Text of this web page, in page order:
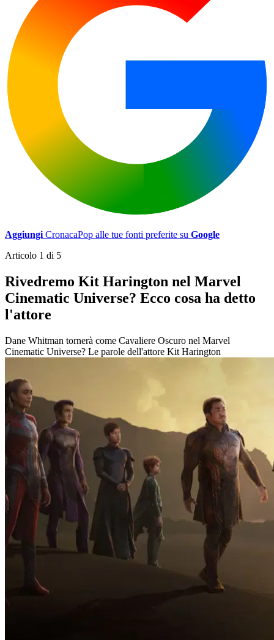
Aggiungi CronacaPop alle tue fonti preferite su Google
Articolo 1 di 5
Rivedremo Kit Harington nel Marvel
Cinematic Universe? Ecco cosa ha detto
l'attore
Dane Whitman tornerà come Cavaliere Oscuro nel Marvel
Cinematic Universe? Le parole dell'attore Kit Harington